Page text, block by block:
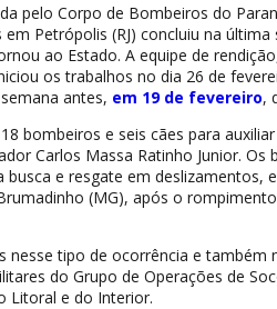
pelo Corpo de Bombeiros do
Petrópolis (RJ) concluiu na
ao Estado. A equipe de
os trabalhos no dia 26 de
antes, em 19 de fevereiro,
bombeiros e seis cães para
Carlos Massa Ratinho Junior. Os
busca e resgate em deslizamentos,
(MG), após o
nesse tipo de ocorrência e também
do Grupo de Operações de
Litoral e do Interior.